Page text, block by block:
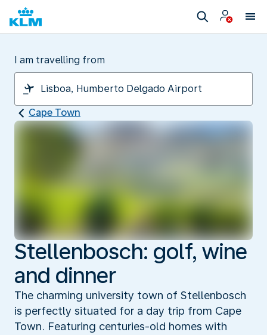
I am travelling from
Cape Town
Stellenbosch: golf, wine
and dinner
The charming university town of Stellenbosch
is perfectly situated for a day trip from Cape
Town. Featuring centuries-old homes with